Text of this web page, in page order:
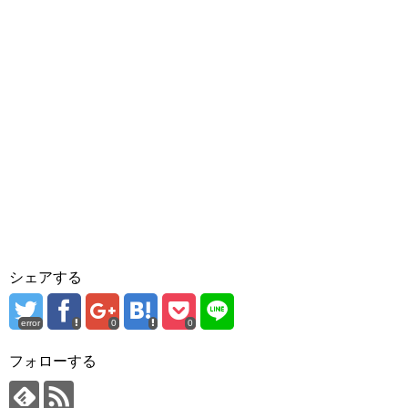
シェアする
error 0 0
フォローする